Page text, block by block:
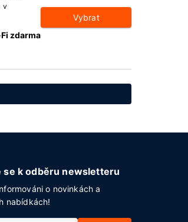
v
zdarma
Vybrat
se k odběru newsletteru
o novinkách a
nabídkách!